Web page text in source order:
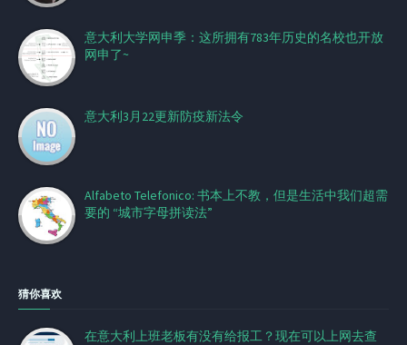
意大利大学网申季：这所拥有783年历史的名校也开放
网申了~
意大利3月22更新防疫新法令
Alfabeto Telefonico: 书本上不教，但是生活中我们超需
要的 “城市字母拼读法”
猜你喜欢
在意大利上班老板有没有给报工？现在可以上网去查